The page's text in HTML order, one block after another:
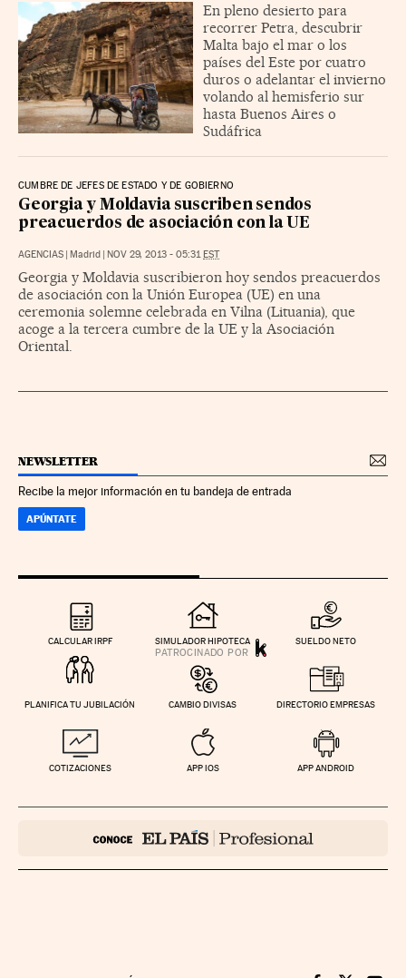
En pleno desierto para
recorrer Petra, descubrir
Malta bajo el mar o los
países del Este por cuatro
duros o adelantar el invierno
volando al hemisferio sur
hasta Buenos Aires o
Sudáfrica
CUMBRE DE JEFES DE ESTADO Y DE GOBIERNO
Georgia y Moldavia suscriben sendos
preacuerdos de asociación con la UE
AGENCIAS | Madrid | NOV 29, 2013 - 05:31EST
Georgia y Moldavia suscribieron hoy sendos preacuerdos
de asociación con la Unión Europea (UE) en una
ceremonia solemne celebrada en Vilna (Lituania), que
acoge a la tercera cumbre de la UE y la Asociación
Oriental.
NEWSLETTER
Recibe la mejor información en tu bandeja de entrada
APÚNTATE
CALCULAR IRPF SIMULADOR HIPOTECA SUELDO NETO
PLANIFICA TU JUBILACIÓN CAMBIO DIVISAS DIRECTORIO EMPRESAS
COTIZACIONES APP IOS APP ANDROID